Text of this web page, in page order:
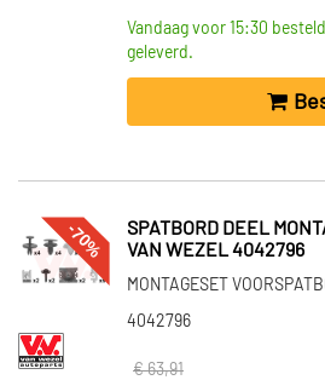
Vandaag voor 15:30
geleverd.
-70%
SPATBORD DEEL
VAN WEZEL 4042796
MONTAGESET
4042796
€ 63,91